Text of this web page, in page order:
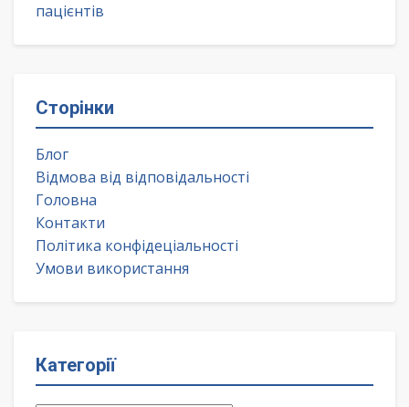
пацієнтів
Сторінки
Блог
Відмова від відповідальності
Головна
Контакти
Політика конфідеціальності
Умови використання
Категорії